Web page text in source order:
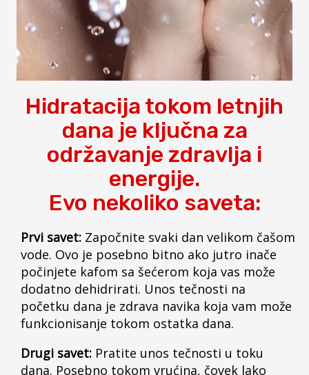
Hidratacija tokom letnjih
dana je ključna za
održavanje zdravlja i
energije.
Evo nekoliko saveta:
Prvi savet:Započnite svaki dan velikom čašom
vode. Ovo je posebno bitno ako jutro inače
počinjete kafom sa šećerom koja vas može
dodatno dehidrirati. Unos tečnosti na
početku dana je zdrava navika koja vam može
funkcionisanje tokom ostatka dana.
Drugi savet:Pratite unos tečnosti u toku
dana. Posebno tokom vrućina, čovek lako